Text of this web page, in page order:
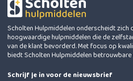
Scholten Hulpmiddelen onderscheidt zich
hoogwaardige hulpmiddelen die de
van de klant bevorderd. Met focus op
biedt Scholten Hulpmiddelen
Schrijf je in voor de nieuwsbrief